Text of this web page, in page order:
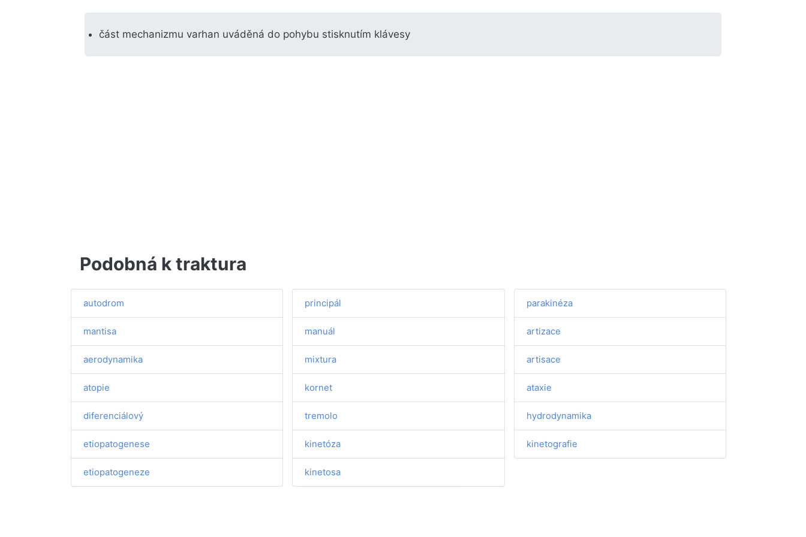
část mechanizmu varhan uváděná do pohybu stisknutím klávesy
Podobná k traktura
autodrom
mantisa
aerodynamika
atopie
diferenciálový
etiopatogenese
etiopatogeneze
principál
manuál
mixtura
kornet
tremolo
kinetóza
kinetosa
parakinéza
artizace
artisace
ataxie
hydrodynamika
kinetografie